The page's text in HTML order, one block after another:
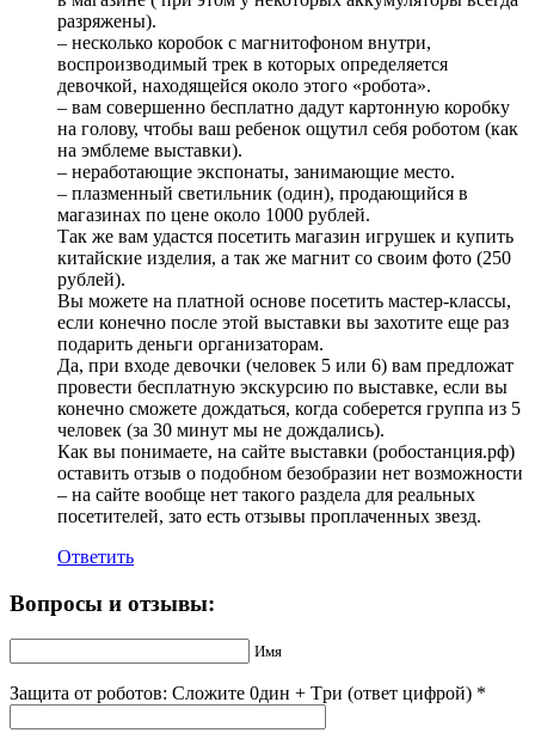
разряжены).
– несколько коробок с магнитофоном внутри,
воспроизводимый трек в которых определяется
девочкой, находящейся около этого «робота».
– вам совершенно бесплатно дадут картонную коробку
на голову, чтобы ваш ребенок ощутил себя роботом (как
на эмблеме выставки).
– неработающие экспонаты, занимающие место.
– плазменный светильник (один), продающийся в
магазинах по цене около 1000 рублей.
Так же вам удастся посетить магазин игрушек и купить
китайские изделия, а так же магнит со своим фото (250
рублей).
Вы можете на платной основе посетить мастер-классы,
если конечно после этой выставки вы захотите еще раз
подарить деньги организаторам.
Да, при входе девочки (человек 5 или 6) вам предложат
провести бесплатную экскурсию по выставке, если вы
конечно сможете дождаться, когда соберется группа из 5
человек (за 30 минут мы не дождались).
Как вы понимаете, на сайте выставки (робостанция.рф)
оставить отзыв о подобном безобразии нет возможности
– на сайте вообще нет такого раздела для реальных
посетителей, зато есть отзывы проплаченных звезд.
Ответить
Вопросы и отзывы:
Имя
Защита от роботов: Сложите 0дин + Тpи (ответ цифрой) *